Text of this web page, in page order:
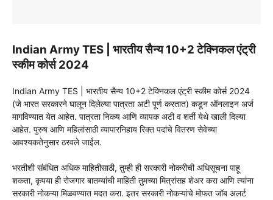
Indian Army TES | भारतीय सैन्य 10+2 टेक्निकल एंट्री
स्कीम कोर्स 2024
Indian Army TES | भारतीय सैन्य 10+2 टेक्निकल एंट्री स्कीम कोर्स 2024
(जे भारत सरकारने घालून दिलेल्या पात्रता अटी पूर्ण करतात) कडून ऑनलाइन अर्ज
मागविण्यात येत आहेत. पात्रता निकष आणि व्यापक अटी व शर्ती येथे खाली दिल्या
आहेत. पुरुष आणि महिलांसाठी व्यापारनिहाय रिक्त पदांचे वितरण सेवेच्या
आवश्यकतेनुसार ठरवले जाईल.
भरतीशी संबंधित अधिक माहितीसाठी, तुम्ही ही सरकारी नोकरीची अधिसूचना पाहू
शकता, कृपया ही रोजगार बातम्यांची माहिती तुमच्या मित्रांसह शेअर करा आणि त्यांना
सरकारी नोकऱ्या मिळवण्यात मदत करा. इतर सरकारी नोकऱ्यांचे मोफत जॉब अलर्ट